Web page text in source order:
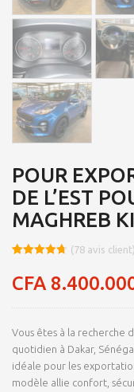
POUR
DE L’EST
MAGHREB
sur 5
basé sur
client
(78 avis client)
CFA
Vous êtes à la recherche
quotidien à Dakar,
idéale pour les
modèle allie confort,